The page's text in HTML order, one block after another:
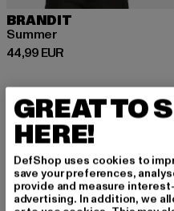
BRANDIT
Summer
44,99 EUR
Derzeitiger Preis: 44,99 EUR
Camouflage Jacken für
stylischer Klassiker
Camouflage Jacken für
immer wieder in der
GREAT TO
HERE!
DefShop uses cookies to
save your preferences,
provide and measure
advertising. In addition, we